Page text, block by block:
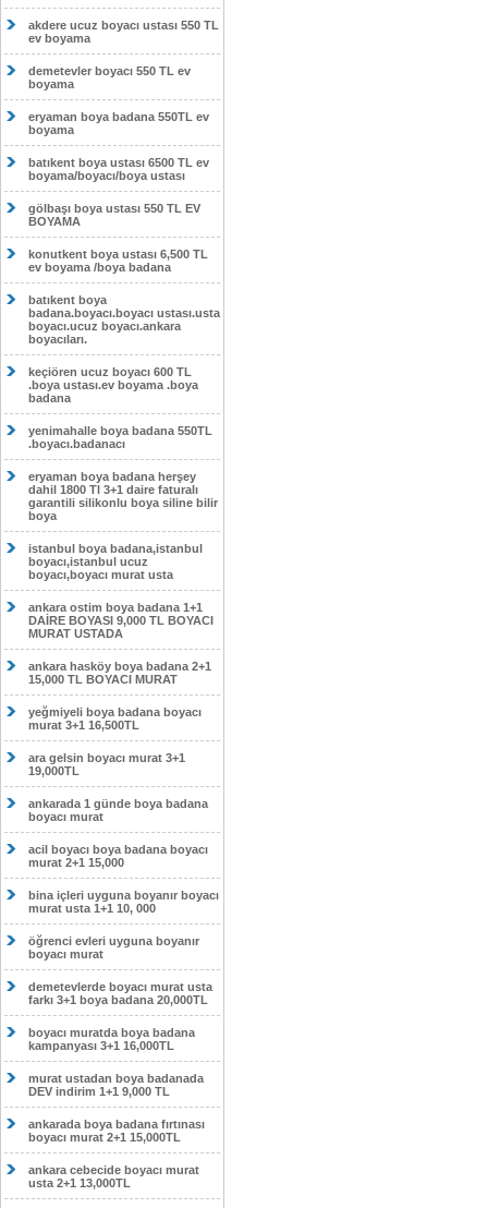
akdere ucuz boyacı ustası 550 TL
ev boyama
demetevler boyacı 550 TL ev
boyama
eryaman boya badana 550TL ev
boyama
batıkent boya ustası 6500 TL ev
boyama/boyacı/boya ustası
gölbaşı boya ustası 550 TL EV
BOYAMA
konutkent boya ustası 6,500 TL
ev boyama /boya badana
batıkent boya
badana.boyacı.boyacı ustası.usta
boyacı.ucuz boyacı.ankara
boyacıları.
keçiören ucuz boyacı 600 TL
.boya ustası.ev boyama .boya
badana
yenimahalle boya badana 550TL
.boyacı.badanacı
eryaman boya badana herşey
dahil 1800 Tl 3+1 daire faturalı
garantili silikonlu boya siline bilir
boya
istanbul boya badana,istanbul
boyacı,istanbul ucuz
boyacı,boyacı murat usta
ankara ostim boya badana 1+1
DAİRE BOYASI 9,000 TL BOYACI
MURAT USTADA
ankara hasköy boya badana 2+1
15,000 TL BOYACI MURAT
yeğmiyeli boya badana boyacı
murat 3+1 16,500TL
ara gelsin boyacı murat 3+1
19,000TL
ankarada 1 günde boya badana
boyacı murat
acil boyacı boya badana boyacı
murat 2+1 15,000
bina içleri uyguna boyanır boyacı
murat usta 1+1 10, 000
öğrenci evleri uyguna boyanır
boyacı murat
demetevlerde boyacı murat usta
farkı 3+1 boya badana 20,000TL
boyacı muratda boya badana
kampanyası 3+1 16,000TL
murat ustadan boya badanada
DEV indirim 1+1 9,000 TL
ankarada boya badana fırtınası
boyacı murat 2+1 15,000TL
ankara cebecide boyacı murat
usta 2+1 13,000TL